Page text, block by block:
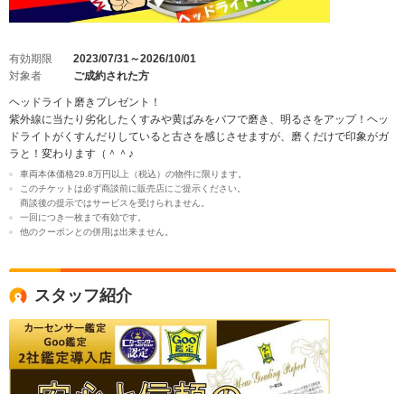
有効期限
2023/07/31～2026/10/01
対象者
ご成約された方
ヘッドライト磨きプレゼント！
紫外線に当たり劣化したくすみや黄ばみをバフで磨き、明るさをアップ！ヘッ
ドライトがくすんだりしていると古さを感じさせますが、磨くだけで印象がガ
ラと！変わります（＾＾♪
車両本体価格29.8万円以上（税込）の物件に限ります。
このチケットは必ず商談前に販売店にご提示ください。
商談後の提示ではサービスを受けられません。
一回につき一枚まで有効です。
他のクーポンとの併用は出来ません。
スタッフ紹介